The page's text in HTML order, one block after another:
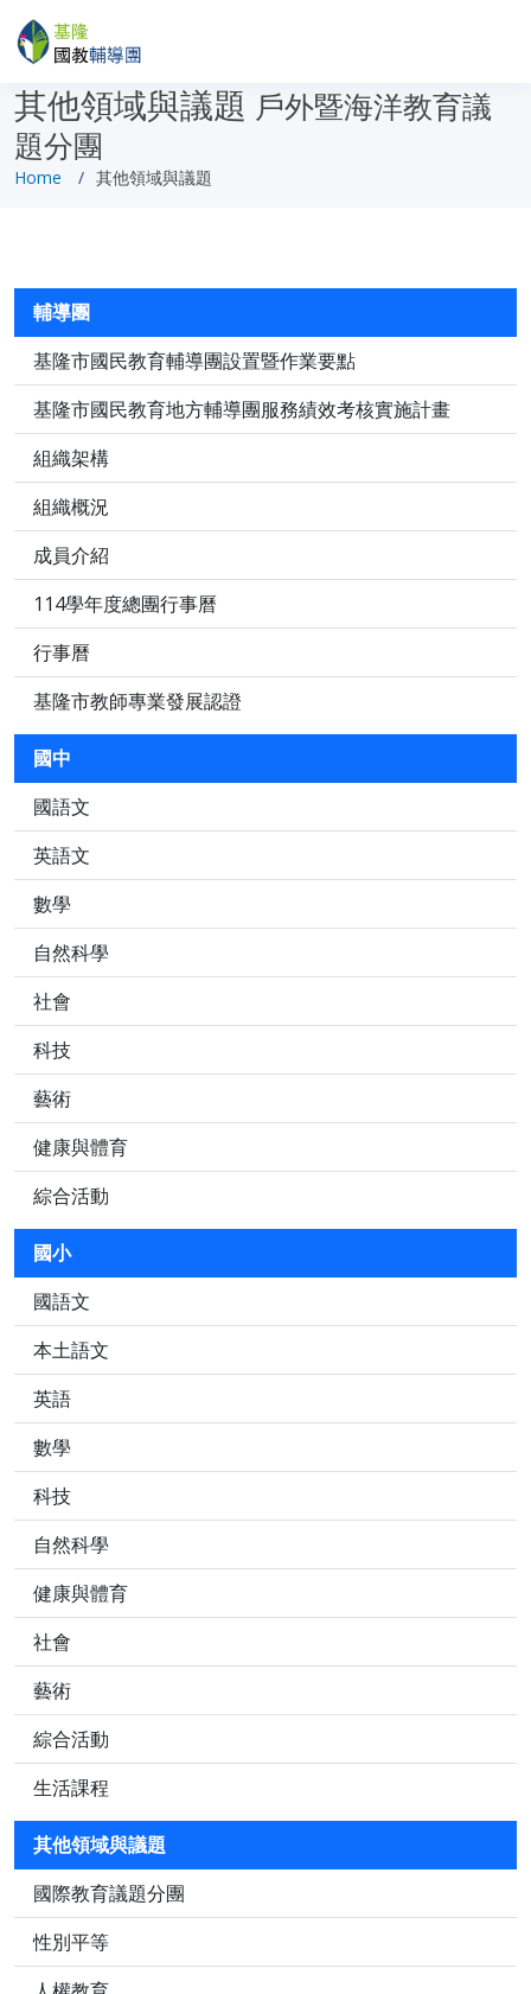
其他領域與議題 戶外暨海洋教育議
題分團
Home 其他領域與議題
輔導團
基隆市國民教育輔導團設置暨作業要點
基隆市國民教育地方輔導團服務績效考核實施計畫
組織架構
組織概況
成員介紹
114學年度總團行事曆
行事曆
基隆市教師專業發展認證
國中
國語文
英語文
數學
自然科學
社會
科技
藝術
健康與體育
綜合活動
國小
國語文
本土語文
英語
數學
科技
自然科學
健康與體育
社會
藝術
綜合活動
生活課程
其他領域與議題
國際教育議題分團
性別平等